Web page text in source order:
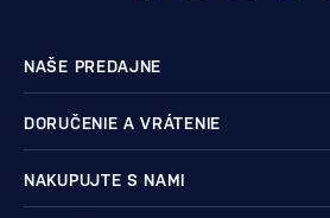
NAŠE PREDAJNE
DORUČENIE A VRÁTENIE
NAKUPUJTE S NAMI